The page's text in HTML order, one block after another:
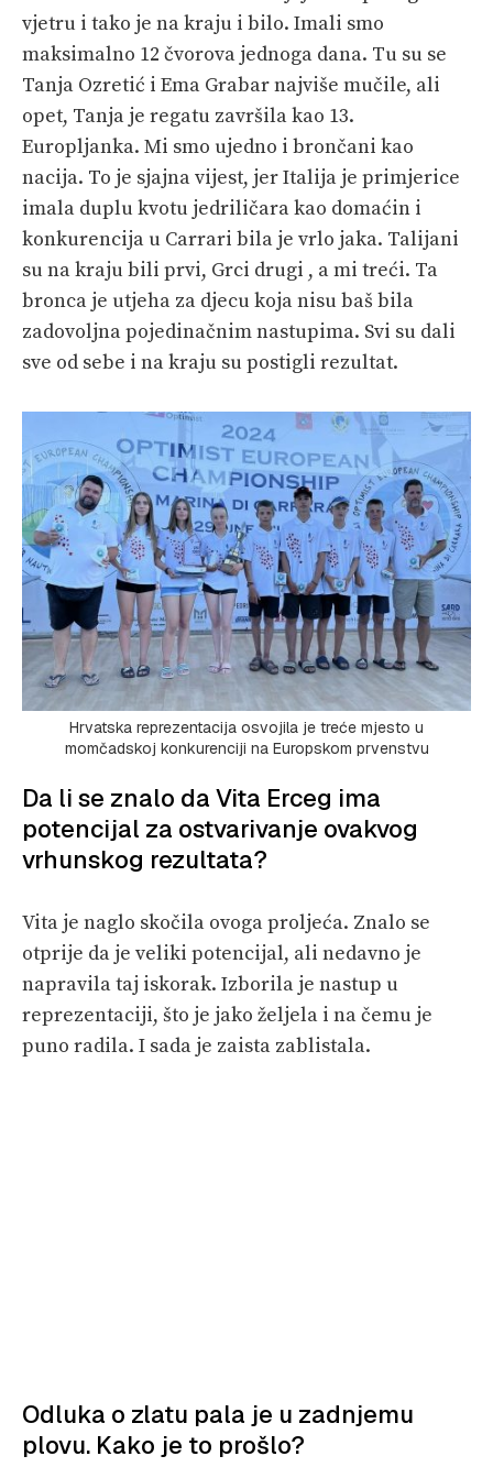
vjetru i tako je na kraju i bilo. Imali smo
maksimalno 12 čvorova jednoga dana. Tu su se
Tanja Ozretić i Ema Grabar najviše mučile, ali
opet, Tanja je regatu završila kao 13.
Europljanka. Mi smo ujedno i brončani kao
nacija. To je sjajna vijest, jer Italija je primjerice
imala duplu kvotu jedriličara kao domaćin i
konkurencija u Carrari bila je vrlo jaka. Talijani
su na kraju bili prvi, Grci drugi , a mi treći. Ta
bronca je utjeha za djecu koja nisu baš bila
zadovoljna pojedinačnim nastupima. Svi su dali
sve od sebe i na kraju su postigli rezultat.
Hrvatska reprezentacija osvojila je treće mjesto u
momčadskoj konkurenciji na Europskom prvenstvu
Da li se znalo da Vita Erceg ima
potencijal za ostvarivanje ovakvog
vrhunskog rezultata?
Vita je naglo skočila ovoga proljeća. Znalo se
otprije da je veliki potencijal, ali nedavno je
napravila taj iskorak. Izborila je nastup u
reprezentaciji, što je jako željela i na čemu je
puno radila. I sada je zaista zablistala.
Odluka o zlatu pala je u zadnjemu
plovu. Kako je to prošlo?